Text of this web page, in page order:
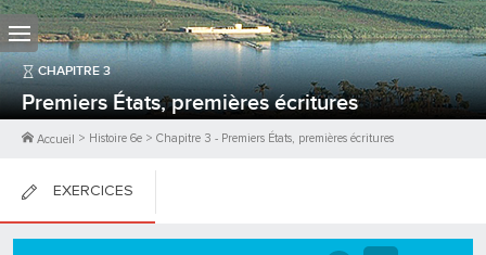
CHAPITRE3
Premiers États, premières écritures
Accueil > Histoire 6e > Chapitre 3 - Premiers États, premières écritures
EXERCICES